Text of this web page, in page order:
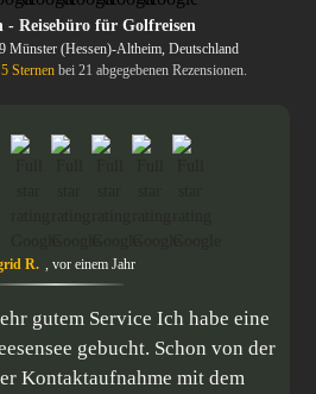
- Reisebüro für Golfreisen
Münster (Hessen)-Altheim, Deutschland
5 Sternenbei 21 abgegebenen Rezensionen.
R. , vor einem Jahr
gutem Service Ich habe eine
gebucht. Schon von der
Kontaktaufnahme mit dem
Bunk ,vor 4 Jahren
Nahe-Hunsrück ,vor 2 Jahren
,vor 2 Jahren
Dehne , vor 4 Jahren